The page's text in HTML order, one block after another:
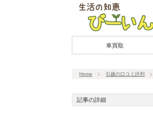
車買取
Home 引越の口コミ評判
記事の詳細